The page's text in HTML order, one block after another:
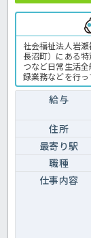
社会福祉法人岩
長沼町）にある
つなど日常生活
録業務などを行
が効率的に行え
日と充実してお
れた穏やかな環
践したい方、ぜ
＜介護職 正職
給与
住所
最寄り駅
職種
仕事内容